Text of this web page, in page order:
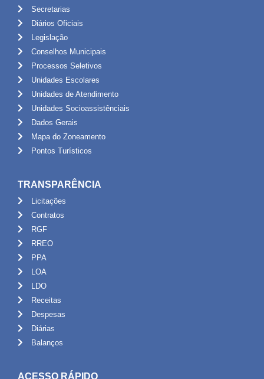
Secretarias
Diários Oficiais
Legislação
Conselhos Municipais
Processos Seletivos
Unidades Escolares
Unidades de Atendimento
Unidades Socioassistênciais
Dados Gerais
Mapa do Zoneamento
Pontos Turísticos
TRANSPARÊNCIA
Licitações
Contratos
RGF
RREO
PPA
LOA
LDO
Receitas
Despesas
Diárias
Balanços
ACESSO RÁPIDO